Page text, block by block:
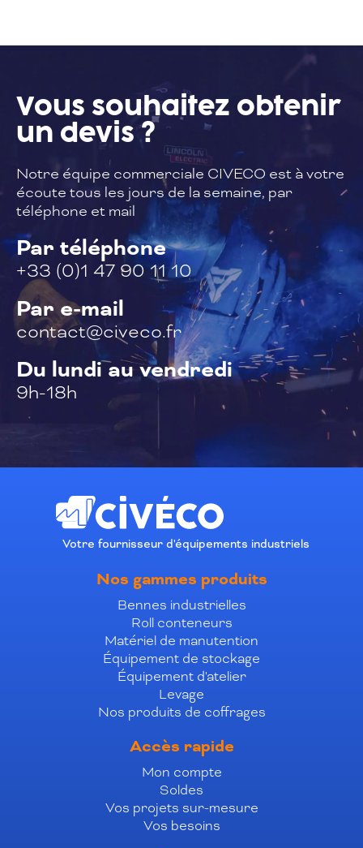
Vous souhaitez obtenir
un devis ?
Notre équipe commerciale CIVECO est àvotre
écoute tous les jours de la semaine, par
téléphone et mail
Par téléphone
+33 (0)1 47 90 11 10
Par e-mail
contact@civeco.fr
Du lundi au vendredi
9h-18h
Votre fournisseur d'équipements industriels
Nos gammes produits
Bennes industrielles
Roll conteneurs
Matériel de manutention
Équipement de stockage
Équipement d'atelier
Levage
Nos produits de coffrages
Accès rapide
Mon compte
Soldes
Vos projets sur-mesure
Vos besoins